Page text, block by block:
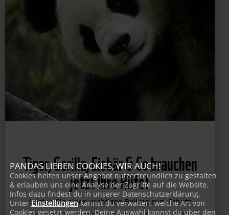
Tiger, Gorilla, Eisbär & Co brauchen
jetzt Ihre Hilfe!
PANDAS LIEBEN COOKIES, WIR AUCH!
Cookies helfen unser Angebot nutzerfreundlich zu gestalten
& erlauben uns eine Analyse der Zugriffe auf die Website.
Infos dazu findest du in unserer Datenschutzerklärung.
UnterEinstellungen kannst du verwalten, welche Art von
Cookies gesetzt werden. Deine Auswahl kannst du über den